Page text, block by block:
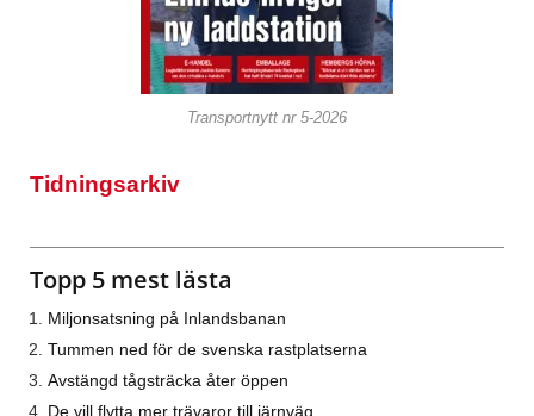
Transportnytt nr 5-2026
Tidningsarkiv
Topp 5 mest lästa
Miljonsatsning på Inlandsbanan
Tummen ned för de svenska rastplatserna
Avstängd tågsträcka åter öppen
De vill flytta mer trävaror till järnväg